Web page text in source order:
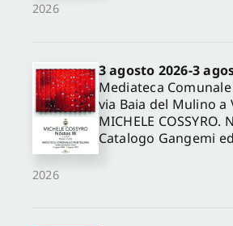
2026
2026
3 agosto 2026-3
Mediateca
via Baia del Mulino
MICHELE COSSYRO.
Catalogo Gangemi